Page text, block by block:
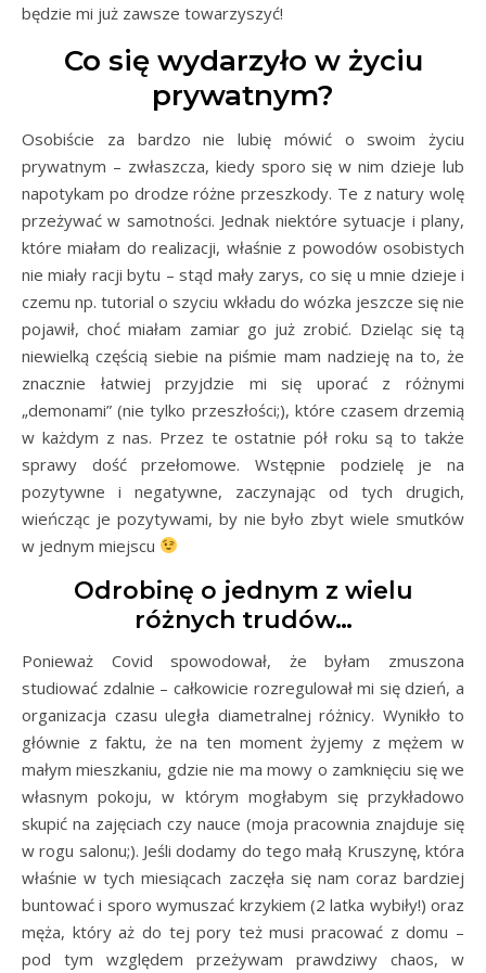
będzie mi już zawsze towarzyszyć!
Co się wydarzyło w życiu
prywatnym?
Osobiście za bardzo nie lubię mówić o swoim życiu
prywatnym – zwłaszcza, kiedy sporo się w nim dzieje lub
napotykam po drodze różne przeszkody. Te z natury wolę
przeżywać w samotności. Jednak niektóre sytuacje i plany,
które miałam do realizacji, właśnie z powodów osobistych
nie miały racji bytu – stąd mały zarys, co się u mnie dzieje i
czemu np. tutorial o szyciu wkładu do wózka jeszcze się nie
pojawił, choć miałam zamiar go już zrobić. Dzieląc się tą
niewielką częścią siebie na piśmie mam nadzieję na to, że
znacznie łatwiej przyjdzie mi się uporać z różnymi
„demonami” (nie tylko przeszłości;), które czasem drzemią
w każdym z nas. Przez te ostatnie pół roku są to także
sprawy dość przełomowe. Wstępnie podzielę je na
pozytywne i negatywne, zaczynając od tych drugich,
wieńcząc je pozytywami, by nie było zbyt wiele smutków
w jednym miejscu
Odrobinę o jednym z wielu
różnych trudów…
Ponieważ Covid spowodował, że byłam zmuszona
studiować zdalnie – całkowicie rozregulował mi się dzień, a
organizacja czasu uległa diametralnej różnicy. Wynikło to
głównie z faktu, że na ten moment żyjemy z mężem w
małym mieszkaniu, gdzie nie ma mowy o zamknięciu się we
własnym pokoju, w którym mogłabym się przykładowo
skupić na zajęciach czy nauce (moja pracownia znajduje się
w rogu salonu;). Jeśli dodamy do tego małą Kruszynę, która
właśnie w tych miesiącach zaczęła się nam coraz bardziej
buntować i sporo wymuszać krzykiem (2 latka wybiły!) oraz
męża, który aż do tej pory też musi pracować z domu –
pod tym względem przeżywam prawdziwy chaos, w